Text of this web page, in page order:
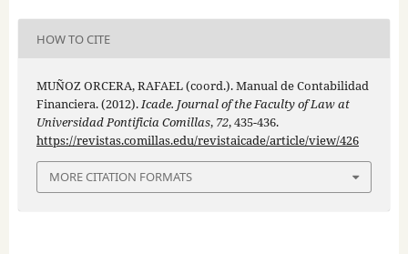
HOW TO CITE
MUÑOZ ORCERA, RAFAEL (coord.). Manual de Contabilidad
Financiera. (2012).Icade. Journal of the Faculty of Law at
Universidad Pontificia Comillas, 72, 435-436.
https://revistas.comillas.edu/revistaicade/article/view/426
MORE CITATION FORMATS